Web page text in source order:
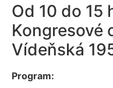
Od 10 do 15
Kongresové
Vídeňská
Program: